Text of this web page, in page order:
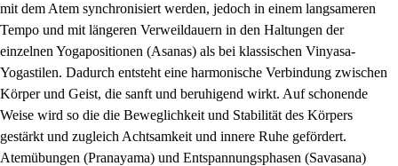
mit dem Atem synchronisiert werden, jedoch in einem langsameren
Tempo und mit längeren Verweildauern in den Haltungen der
einzelnen Yogapositionen (Asanas) als bei klassischen Vinyasa-
Yogastilen. Dadurch entsteht eine harmonische Verbindung zwischen
Körper und Geist, die sanft und beruhigend wirkt. Auf schonende
Weise wird so die die Beweglichkeit und Stabilität des Körpers
gestärkt und zugleich Achtsamkeit und innere Ruhe gefördert.
Atemübungen (Pranayama) und Entspannungsphasen (Savasana)